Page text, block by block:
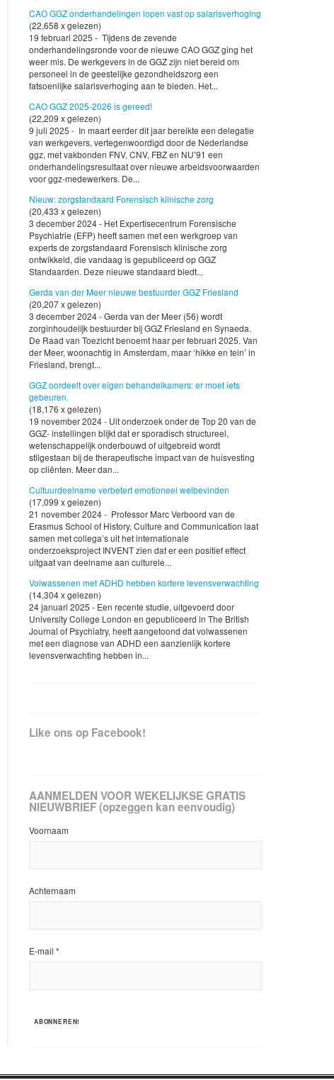
CAO GGZ onderhandelingen lopen vast op salarisverhoging
(22,658 x gelezen)
19 februari 2025 - Tijdens de zevende
onderhandelingsronde voor de nieuwe CAO GGZ ging het
weer mis. De werkgevers in de GGZ zijn niet bereid om
personeel in de geestelijke gezondheidszorg een
fatsoenlijke salarisverhoging aan te bieden. Het...
CAO GGZ 2025-2026 is gereed!
(22,209 x gelezen)
9 juli 2025 - In maart eerder dit jaar bereikte een delegatie
van werkgevers, vertegenwoordigd door de Nederlandse
ggz, met vakbonden FNV, CNV, FBZ en NU’91 een
onderhandelingsresultaat over nieuwe arbeidsvoorwaarden
voor ggz-medewerkers. De...
Nieuw: zorgstandaard Forensisch klinische zorg
(20,433 x gelezen)
3 december 2024 - Het Expertisecentrum Forensische
Psychiatrie (EFP) heeft samen met een werkgroep van
experts de zorgstandaard Forensisch klinische zorg
ontwikkeld, die vandaag is gepubliceerd op GGZ
Standaarden. Deze nieuwe standaard biedt...
Gerda van der Meer nieuwe bestuurder GGZ Friesland
(20,207 x gelezen)
3 december 2024 - Gerda van der Meer (56) wordt
zorginhoudelijk bestuurder bij GGZ Friesland en Synaeda.
De Raad van Toezicht benoemt haar per februari 2025. Van
der Meer, woonachtig in Amsterdam, maar ‘hikke en tein’ in
Friesland, brengt...
GGZ oordeelt over eigen behandelkamers: er moet iets
gebeuren.
(18,176 x gelezen)
19 november 2024 - Uit onderzoek onder de Top 20 van de
GGZ- instellingen blijkt dat er sporadisch structureel,
wetenschappelijk onderbouwd of uitgebreid wordt
stilgestaan bij de therapeutische impact van de huisvesting
op cliënten. Meer dan...
Cultuurdeelname verbetert emotioneel welbevinden
(17,099 x gelezen)
21 november 2024 - Professor Marc Verboord van de
Erasmus School of History, Culture and Communication laat
samen met collega’s uit het internationale
onderzoeksproject INVENT zien dat er een positief effect
uitgaat van deelname aan culturele...
Volwassenen met ADHD hebben kortere levensverwachting
(14,304 x gelezen)
24 januari 2025 - Een recente studie, uitgevoerd door
University College London en gepubliceerd in The British
Journal of Psychiatry, heeft aangetoond dat volwassenen
met een diagnose van ADHD een aanzienlijk kortere
levensverwachting hebben in...
Like ons op Facebook!
AANMELDEN VOOR WEKELIJKSE GRATIS
NIEUWBRIEF (opzeggen kan eenvoudig)
Voornaam
Achternaam
E-mail *